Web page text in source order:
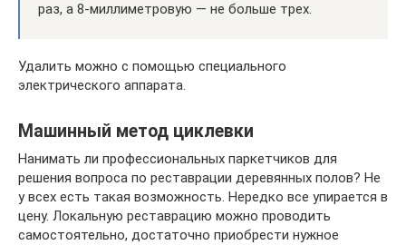
раз, а 8-миллиметровую — не больше трех.
Удалить можно с помощью специального
электрического аппарата.
Машинный метод циклевки
Нанимать ли профессиональных паркетчиков для
решения вопроса по реставрации деревянных полов? Не
у всех есть такая возможность. Нередко все упирается в
цену. Локальную реставрацию можно проводить
самостоятельно, достаточно приобрести нужное